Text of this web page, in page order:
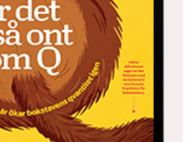
Mandarin
språket
saker, säger Joakim
väldigt effektivt av
riket. Det